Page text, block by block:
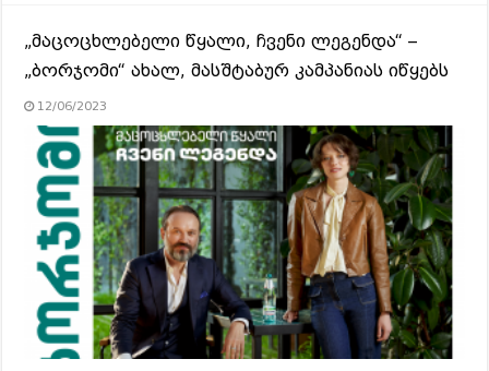
„მაცოცხლებელი წყალი, ჩვენი ლეგენდა“ –
„ბორჯომი“ ახალ, მასშტაბურ კამპანიას იწყებს
12/06/2023